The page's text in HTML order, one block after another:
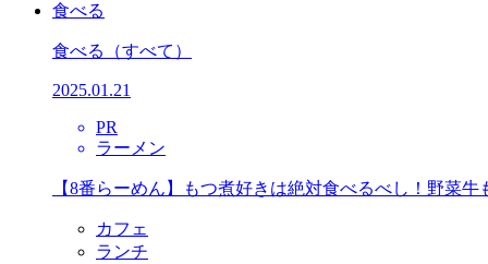
食べる
食べる （すべて）
2025.01.21
PR
ラーメン
【8番らーめん】もつ煮好きは絶対食べるべし！野菜
カフェ
ランチ